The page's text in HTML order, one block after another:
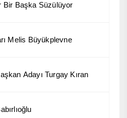
Bir Başka Süzülüyor
Melis Büyükplevne
Adayı Turgay Kıran